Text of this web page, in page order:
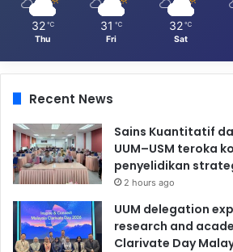
32 ℃
Thu
31 ℃
Fri
32 ℃
Sat
Recent News
Sains Kuantitatif
UUM–USM teroka
penyelidikan
2 hours ago
UUM delegation
research and
Clarivate Day